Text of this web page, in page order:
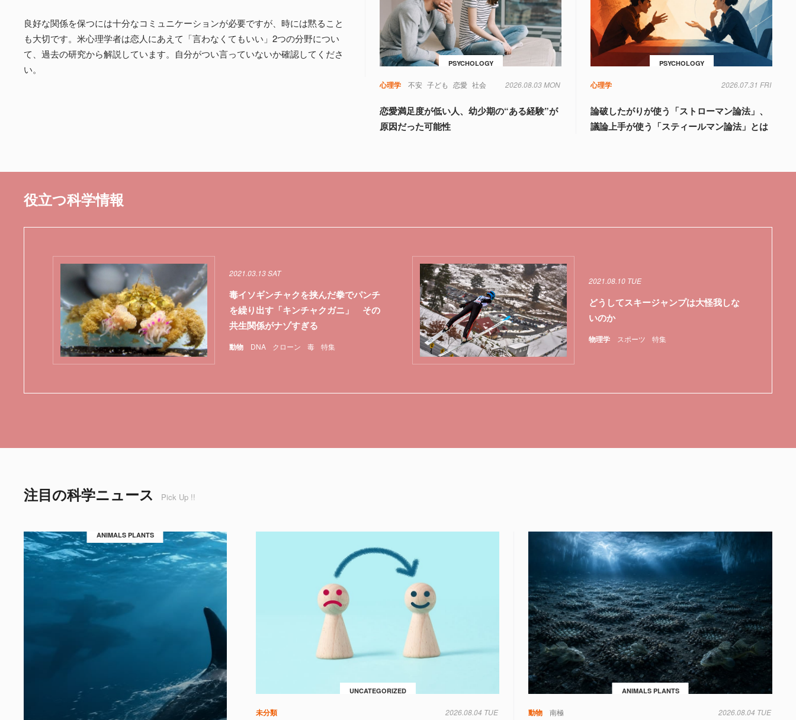
良好な関係を保つには十分なコミュニケーションが必要ですが、時には黙ること
も大切です。米心理学者は恋人にあえて「言わなくてもいい」2つの分野につい
て、過去の研究から解説しています。自分がつい言っていないか確認してくださ
い。
PSYCHOLOGY
心理学 不安 子ども 恋愛 社会 2026.08.03 MON
恋愛満足度が低い人、幼少期の“ある経験”が
原因だった可能性
PSYCHOLOGY
心理学 2026.07.31 FRI
論破したがりが使う「ストローマン論法」、
議論上手が使う「スティールマン論法」とは
役立つ科学情報
動物 DNA クローン 毒 特集
2021.03.13 SAT
毒イソギンチャクを挟んだ拳でパンチ
を繰り出す「キンチャクガニ」 その
共生関係がナゾすぎる
物理学 スポーツ 特集
2021.08.10 TUE
どうしてスキージャンプは大怪我しな
いのか
注目の科学ニュース Pick Up !!
ANIMALS PLANTS
UNCATEGORIZED
未分類 2026.08.04 TUE
ANIMALS PLANTS
動物 南極 2026.08.04 TUE